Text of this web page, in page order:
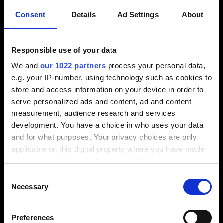
Consent Details Ad Settings About
Responsible use of your data
We and our 1022 partners process your personal data,
e.g. your IP-number, using technology such as cookies to
store and access information on your device in order to
serve personalized ads and content, ad and content
measurement, audience research and services
development. You have a choice in who uses your data
and for what purposes. Your privacy choices are only
applicable on this digital property where you have made
the Privacy trigger icon.
Selection
Necessary
Preferences
La Dott.ssa Mutter era la candidata ideale per la
posizione di CFO. Il suo profilo, il suo approccio e
la sua comprovata carriera di successo erano
perfettamente in linea con le nostre esigenze.
L’ingresso della Dott.ssa Dagmar Mutter nel ruolo
di CFO rappresenta un passo importante e
positivo nel nostro posizionamento strategico.
La Dott.ssa Dagmar Mutter spiega: